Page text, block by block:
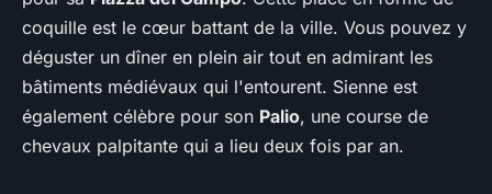
coquille est le cœur battant de la ville. Vous pouvez y
déguster un dîner en plein air tout en admirant les
bâtiments médiévaux qui l'entourent. Sienne est
également célèbre pour son Palio, une course de
chevaux palpitante qui a lieu deux fois par an.